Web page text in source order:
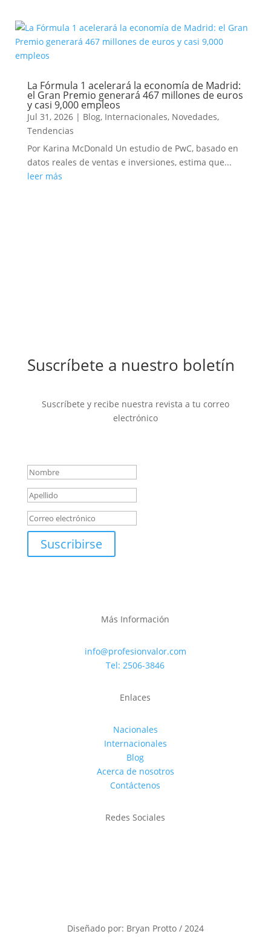
La Fórmula 1 acelerará la economía de Madrid:
el Gran Premio generará 467 millones de euros
y casi 9,000 empleos
Jul 31, 2026| Blog, Internacionales, Novedades,
Tendencias
Por Karina McDonald Un estudio de PwC, basado en
datos reales de ventas e inversiones, estima que...
leer más
Suscríbete a nuestro boletín
Suscríbete y recibe nuestra revista a tu correo
electrónico
Suscribirse
Más Información
info@profesionvalor.com
Tel: 2506-3846
Enlaces
Nacionales
Internacionales
Blog
Acerca de nosotros
Contáctenos
Redes Sociales
Diseñado por: Bryan Protto / 2024